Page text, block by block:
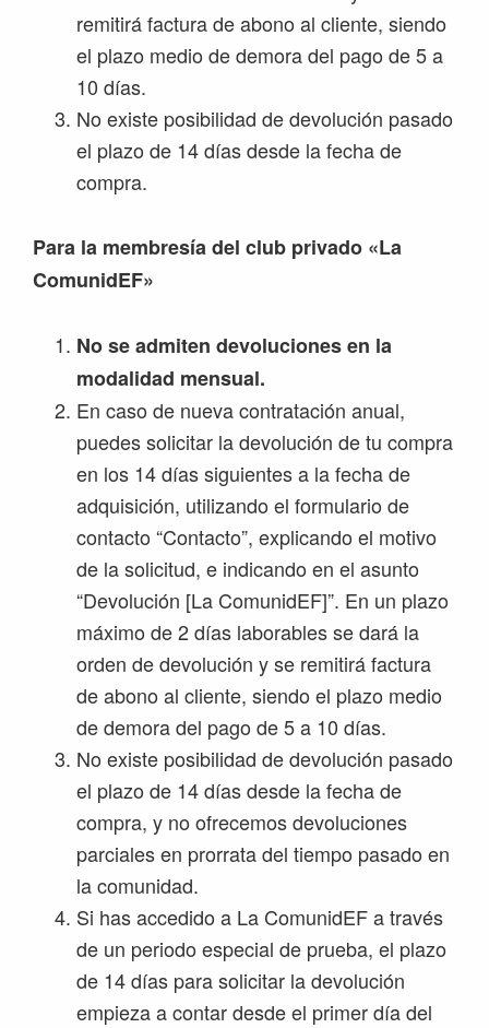
remitirá factura de abono al cliente, siendo
el plazo medio de demora del pago de 5 a
10 días.
No existe posibilidad de devolución pasado
el plazo de 14 días desde la fecha de
compra.
Para la membresía del club privado «La
ComunidEF»
No se admiten devoluciones en la
modalidad mensual.
En caso de nueva contratación anual,
puedes solicitar la devolución de tu compra
en los 14 días siguientes a la fecha de
adquisición, utilizando el formulario de
contacto “Contacto”, explicando el motivo
de la solicitud, e indicando en el asunto
“Devolución [La ComunidEF]”. En un plazo
máximo de 2 días laborables se dará la
orden de devolución y se remitirá factura
de abono al cliente, siendo el plazo medio
de demora del pago de 5 a 10 días.
No existe posibilidad de devolución pasado
el plazo de 14 días desde la fecha de
compra, y no ofrecemos devoluciones
parciales en prorrata del tiempo pasado en
la comunidad.
Si has accedido a La ComunidEF a través
de un periodo especial de prueba, el plazo
de 14 días para solicitar la devolución
empieza a contar desde el primer día del